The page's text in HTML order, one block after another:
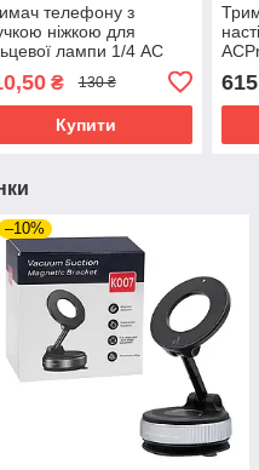
телефону з
ніжкою для
лампи 1/4 AC
₴ 130 ₴
Купити
615
–10%